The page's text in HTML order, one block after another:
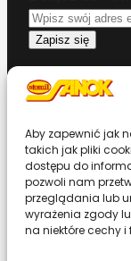
Aby zapewnić jak
takich jak pliki
dostępu do
pozwoli nam
przeglądania lub
wyrażenia zgody
na niektóre cechy i
warunki
Chcesz